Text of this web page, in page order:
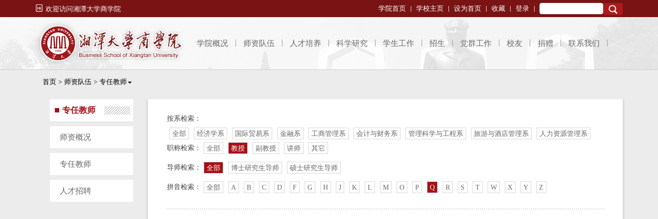
 欢迎访问湘潭大学商学院 学院首页 学校主页 设为首页 收藏 登录
学院概况 师资队伍 人才培养 科学研究 学生工作 招生 党群工作 校友 捐赠 联系我们
首页 > 师资队伍 > 专任教师
专任教师
师资概况
专任教师
人才招聘
按系检索：
全部 经济学系 国际贸易系 金融系 工商管理系 会计与财务系 管理科学与工程系 旅游与酒店管理系
人力资源管理系
职称检索：
全部 教授 副教授 讲师 其它
导师检索： 全部 博士研究生导师 硕士研究生导师
拼音检索： 全部 A B C D F G H J K L M O P Q R S T W X Y Z